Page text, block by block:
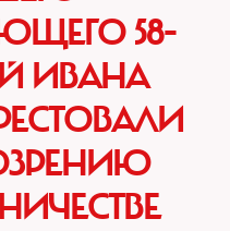
58-
ИВАНА